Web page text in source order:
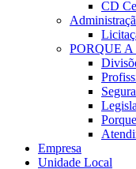
CD
PORQUE
Empresa
Unidade Local